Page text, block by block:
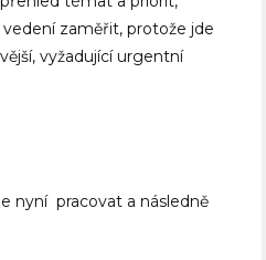
zaměřit, protože jde
vyžadující urgentní
nyní pracovat a následně